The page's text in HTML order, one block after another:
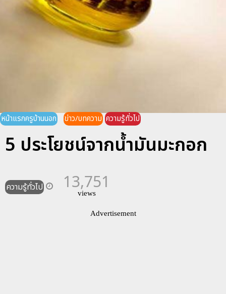
หน้าแรกครูบ้านนอก ข่าว/บทความ ความรู้ทั่วไป
5 ประโยชน์จากน้ำมันมะกอก
ความรู้ทั่วไป 13,751
views
Advertisement